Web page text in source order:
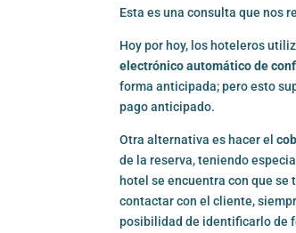
Esta es una consulta que nos
Hoy por hoy, los hoteleros
electrónico automático de
forma anticipada; pero esto
pago anticipado.
Otra alternativa es hacer el
de la reserva, teniendo
hotel se encuentra con que
contactar con el cliente,
posibilidad de identificarlo de